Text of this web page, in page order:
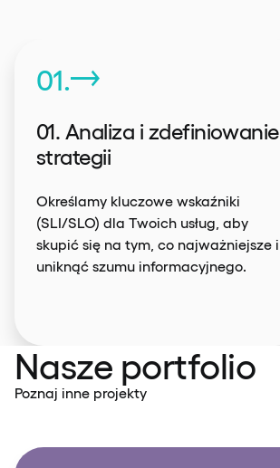
01.
01. Analiza i zdefiniowanie
strategii
Określamy kluczowe wskaźniki
(SLI/SLO) dla Twoich usług, aby
skupić się na tym, co najważniejsze i
uniknąć szumu informacyjnego.
Nasze portfolio
Poznaj inne projekty